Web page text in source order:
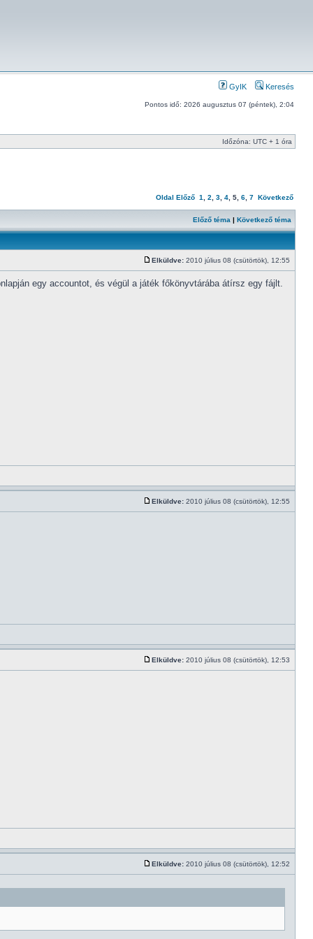
GyIK Keresés
Pontos idő: 2026 augusztus 07 (péntek), 2:04
Időzóna: UTC + 1 óra
Oldal Előző 1 2 3 4 5 6 7 Következő
Előző téma | Következő téma
Elküldve: 2010 július 08 (csütörtök), 12:55
egy accountot, és végül a játék főkönyvtárába átírsz egy fájlt.
Elküldve: 2010 július 08 (csütörtök), 12:55
Elküldve: 2010 július 08 (csütörtök), 12:53
Elküldve: 2010 július 08 (csütörtök), 12:52